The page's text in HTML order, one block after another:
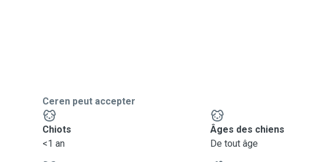
Ceren peut accepter
Chiots
<1 an
Âges des chiens
De tout âge